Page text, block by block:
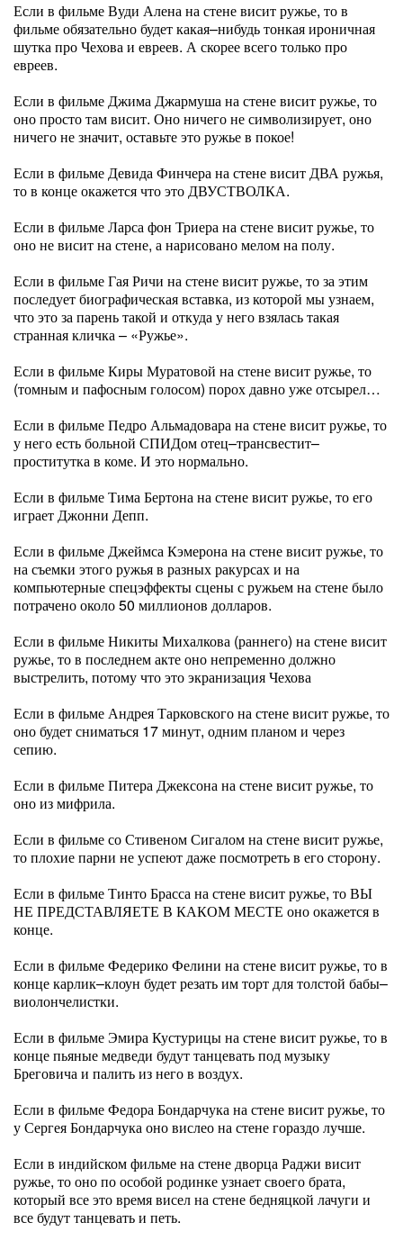
Если в фильме Вуди Алена на стене висит ружье, то в
фильме обязательно будет какая–нибудь тонкая ироничная
шутка про Чехова и евреев. А скорее всего только про
евреев.
Если в фильме Джима Джармуша на стене висит ружье, то
оно просто там висит. Оно ничего не символизирует, оно
ничего не значит, оставьте это ружье в покое!
Если в фильме Девида Финчера на стене висит ДВА ружья,
то в конце окажется что это ДВУСТВОЛКА.
Если в фильме Ларса фон Триера на стене висит ружье, то
оно не висит на стене, а нарисовано мелом на полу.
Если в фильме Гая Ричи на стене висит ружье, то за этим
последует биографическая вставка, из которой мы узнаем,
что это за парень такой и откуда у него взялась такая
странная кличка – «Ружье».
Если в фильме Киры Муратовой на стене висит ружье, то
(томным и пафосным голосом) порох давно уже отсырел…
Если в фильме Педро Альмадовара на стене висит ружье, то
у него есть больной СПИДом отец–трансвестит–
проститутка в коме. И это нормально.
Если в фильме Тима Бертона на стене висит ружье, то его
играет Джонни Депп.
Если в фильме Джеймса Кэмерона на стене висит ружье, то
на съемки этого ружья в разных ракурсах и на
компьютерные спецэффекты сцены с ружьем на стене было
потрачено около 50 миллионов долларов.
Если в фильме Никиты Михалкова (раннего) на стене висит
ружье, то в последнем акте оно непременно должно
выстрелить, потому что это экранизация Чехова
Если в фильме Андрея Тарковского на стене висит ружье, то
оно будет сниматься 17 минут, одним планом и через
сепию.
Если в фильме Питера Джексона на стене висит ружье, то
оно из мифрила.
Если в фильме со Стивеном Сигалом на стене висит ружье,
то плохие парни не успеют даже посмотреть в его сторону.
Если в фильме Тинто Брасса на стене висит ружье, то ВЫ
НЕ ПРЕДСТАВЛЯЕТЕ В КАКОМ МЕСТЕ оно окажется в
конце.
Если в фильме Федерико Фелини на стене висит ружье, то в
конце карлик–клоун будет резать им торт для толстой бабы–
виолончелистки.
Если в фильме Эмира Кустурицы на стене висит ружье, то в
конце пьяные медведи будут танцевать под музыку
Бреговича и палить из него в воздух.
Если в фильме Федора Бондарчука на стене висит ружье, то
у Сергея Бондарчука оно вислео на стене гораздо лучше.
Если в индийском фильме на стене дворца Раджи висит
ружье, то оно по особой родинке узнает своего брата,
который все это время висел на стене бедняцкой лачуги и
все будут танцевать и петь.